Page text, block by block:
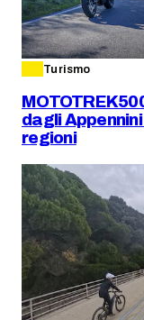
Turismo
dagli
regioni